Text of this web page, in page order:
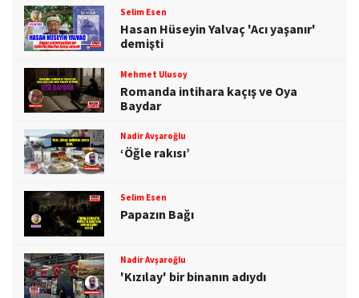
Selim Esen
Hasan Hüseyin Yalvaç 'Acı yaşanır'
demişti
Mehmet Ulusoy
Romanda intihara kaçış ve Oya
Baydar
Nadir Avşaroğlu
‘Öğle rakısı’
Selim Esen
Papazın Bağı
Nadir Avşaroğlu
'Kızılay' bir binanın adıydı